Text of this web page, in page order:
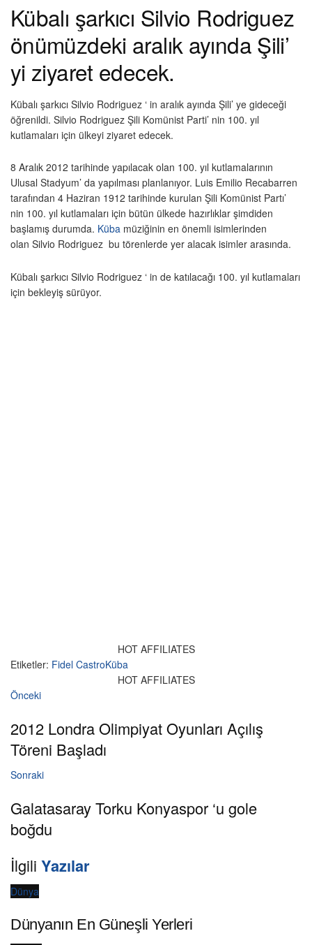
Kübalı şarkıcı Silvio Rodriguez
önümüzdeki aralık ayında Şili’
yi ziyaret edecek.
Kübalı şarkıcı Silvio Rodriguez ‘ in aralık ayında Şili’ ye gideceği
öğrenildi. Silvio Rodriguez Şili Komünist Parti’ nin 100. yıl
kutlamaları için ülkeyi ziyaret edecek.
8 Aralık 2012 tarihinde yapılacak olan 100. yıl kutlamalarının
Ulusal Stadyum’ da yapılması planlanıyor. Luis Emilio Recabarren
tarafından 4 Haziran 1912 tarihinde kurulan Şili Komünist Partı’
nin 100. yıl kutlamaları için bütün ülkede hazırlıklar şimdiden
başlamış durumda. Küba müziğinin en önemli isimlerinden
olan Silvio Rodriguez bu törenlerde yer alacak isimler arasında.
Kübalı şarkıcı Silvio Rodriguez ‘ in de katılacağı 100. yıl kutlamaları
için bekleyiş sürüyor.
HOT AFFILIATES
Etiketler: Fidel CastroKüba
HOT AFFILIATES
Önceki
2012 Londra Olimpiyat Oyunları Açılış
Töreni Başladı
Sonraki
Galatasaray Torku Konyaspor ‘u gole
boğdu
İlgili Yazılar
Dünya
Dünyanın En Güneşli Yerleri